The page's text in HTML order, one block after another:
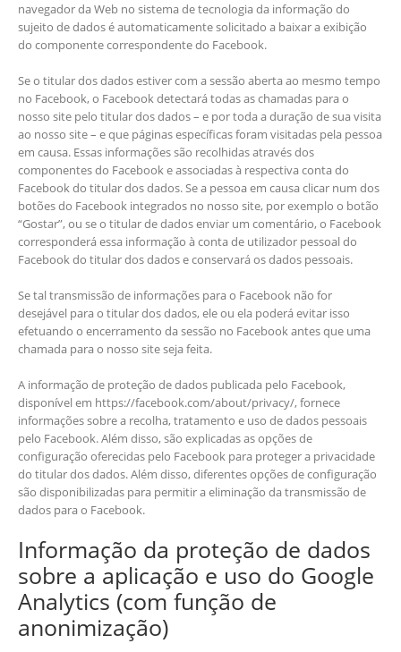
navegador da Web no sistema de tecnologia da informação do
sujeito de dados é automaticamente solicitado a baixar a exibição
do componente correspondente do Facebook.
Se o titular dos dados estiver com a sessão aberta ao mesmo tempo
no Facebook, o Facebook detectará todas as chamadas para o
nosso site pelo titular dos dados – e por toda a duração de sua visita
ao nosso site – e que páginas específicas foram visitadas pela pessoa
em causa. Essas informações são recolhidas através dos
componentes do Facebook e associadas à respectiva conta do
Facebook do titular dos dados. Se a pessoa em causa clicar num dos
botões do Facebook integrados no nosso site, por exemplo o botão
“Gostar”, ou se o titular de dados enviar um comentário, o Facebook
corresponderá essa informação à conta de utilizador pessoal do
Facebook do titular dos dados e conservará os dados pessoais.
Se tal transmissão de informações para o Facebook não for
desejável para o titular dos dados, ele ou ela poderá evitar isso
efetuando o encerramento da sessão no Facebook antes que uma
chamada para o nosso site seja feita.
A informação de proteção de dados publicada pelo Facebook,
disponível em https://facebook.com/about/privacy/, fornece
informações sobre a recolha, tratamento e uso de dados pessoais
pelo Facebook. Além disso, são explicadas as opções de
configuração oferecidas pelo Facebook para proteger a privacidade
do titular dos dados. Além disso, diferentes opções de configuração
são disponibilizadas para permitir a eliminação da transmissão de
dados para o Facebook.
Informação da proteção de dados
sobre a aplicação e uso do Google
Analytics (com função de
anonimização)